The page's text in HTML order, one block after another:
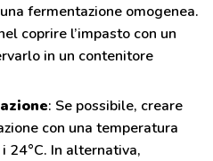
fermentazione omogenea.
coprire l’impasto con un
in un contenitore
: Se possibile, creare
con una temperatura
24°C. In alternativa,